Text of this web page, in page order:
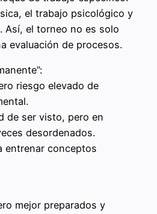
el trabajo psicológico y
Así, el torneo no es solo
evaluación de procesos.
riesgo elevado de
de ser visto, pero en
desordenados.
entrenar conceptos
mejor preparados y